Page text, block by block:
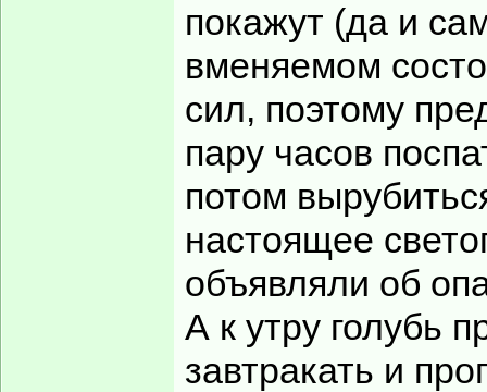
покажут (да и
вменяемом
сил, поэтому
пару часов
потом
настоящее
объявляли об
А к утру голубь
завтракать и